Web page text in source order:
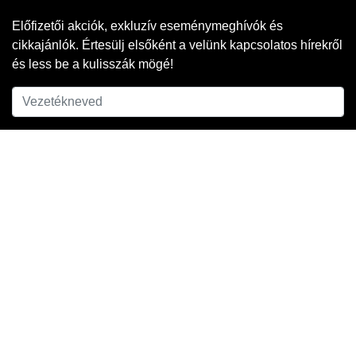
Előfizetői akciók, exkluzív eseménymeghívók és
cikkajánlók. Értesülj elsőként a velünk kapcsolatos hírekről
és less be a kulisszák mögé!